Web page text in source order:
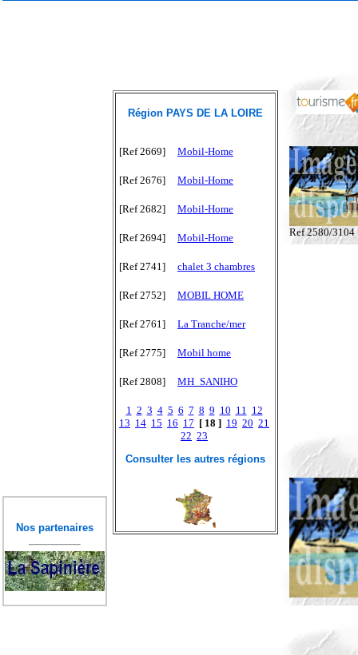
Nos partenaires
Région PAYS DE LA LOIRE
[Ref 2669] Mobil-Home
[Ref 2676] Mobil-Home
[Ref 2682] Mobil-Home
[Ref 2694] Mobil-Home
[Ref 2741] chalet 3 chambres
[Ref 2752] MOBIL HOME
[Ref 2761] La Tranche/mer
[Ref 2775] Mobil home
[Ref 2808] MH_SANIHO
1 2 3 4 5 6 7 8 9 10 11 12
13 14 15 16 17 [ 18 ] 19 20 21
22 23
Consulter les autres régions
Ref 2580/3104